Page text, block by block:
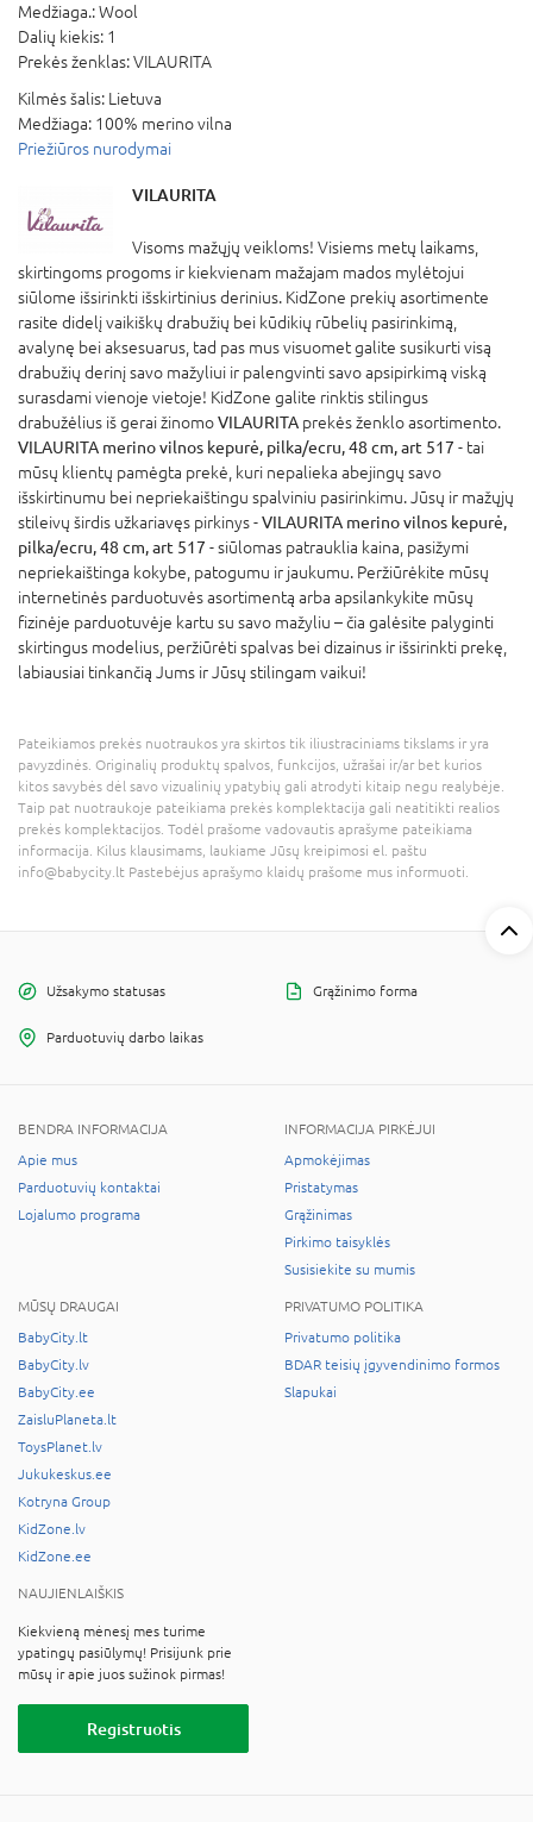
Medžiaga.:Wool
Dalių kiekis: 1
Prekės ženklas:VILAURITA
Kilmės šalis: Lietuva
Medžiaga: 100% merino vilna
Priežiūros nurodymai
VILAURITA
Visoms mažųjų veikloms! Visiems metų laikams,
skirtingoms progoms ir kiekvienam mažajam mados mylėtojui
siūlome išsirinkti išskirtinius derinius. KidZone prekių asortimente
rasite didelį vaikiškų drabužių bei kūdikių rūbelių pasirinkimą,
avalynę bei aksesuarus, tad pas mus visuomet galite susikurti visą
drabužių derinį savo mažyliui ir palengvinti savo apsipirkimą viską
surasdami vienoje vietoje! KidZone galite rinktis stilingus
drabužėlius iš gerai žinomoVILAURITA prekės ženklo asortimento.
VILAURITA merino vilnos kepurė, pilka/ecru, 48 cm, art 517 - tai
mūsų klientų pamėgta prekė, kuri nepalieka abejingų savo
išskirtinumu bei nepriekaištingu spalviniu pasirinkimu. Jūsų ir mažųjų
stileivų širdis užkariavęs pirkinys -VILAURITA merino vilnos kepurė,
pilka/ecru, 48 cm, art 517 - siūlomas patrauklia kaina, pasižymi
nepriekaištinga kokybe, patogumu ir jaukumu. Peržiūrėkite mūsų
internetinės parduotuvės asortimentą arba apsilankykite mūsų
fizinėje parduotuvėje kartu su savo mažyliu – čia galėsite palyginti
skirtingus modelius, peržiūrėti spalvas bei dizainus ir išsirinkti prekę,
labiausiai tinkančią Jums ir Jūsų stilingam vaikui!
Pateikiamos prekės nuotraukos yra skirtos tik iliustraciniams tikslams ir yra
pavyzdinės. Originalių produktų spalvos, funkcijos, užrašai ir/ar bet kurios
kitos savybės dėl savo vizualinių ypatybių gali atrodyti kitaip negu realybėje.
Taip pat nuotraukoje pateikiama prekės komplektacija gali neatitikti realios
prekės komplektacijos. Todėl prašome vadovautis aprašyme pateikiama
informacija. Kilus klausimams, laukiame Jūsų kreipimosi el. paštu
info@babycity.lt Pastebėjus aprašymo klaidų prašome mus informuoti.
Užsakymo statusas Grąžinimo forma
Parduotuvių darbo laikas
BENDRA INFORMACIJA
Apie mus
Parduotuvių kontaktai
Lojalumo programa
INFORMACIJA PIRKĖJUI
Apmokėjimas
Pristatymas
Grąžinimas
Pirkimo taisyklės
Susisiekite su mumis
MŪSŲ DRAUGAI
BabyCity.lt
BabyCity.lv
BabyCity.ee
ZaisluPlaneta.lt
ToysPlanet.lv
Jukukeskus.ee
Kotryna Group
KidZone.lv
KidZone.ee
PRIVATUMO POLITIKA
Privatumo politika
BDAR teisių įgyvendinimo formos
Slapukai
NAUJIENLAIŠKIS
Kiekvieną mėnesį mes turime
ypatingų pasiūlymų! Prisijunk prie
mūsų ir apie juos sužinok pirmas!
Registruotis